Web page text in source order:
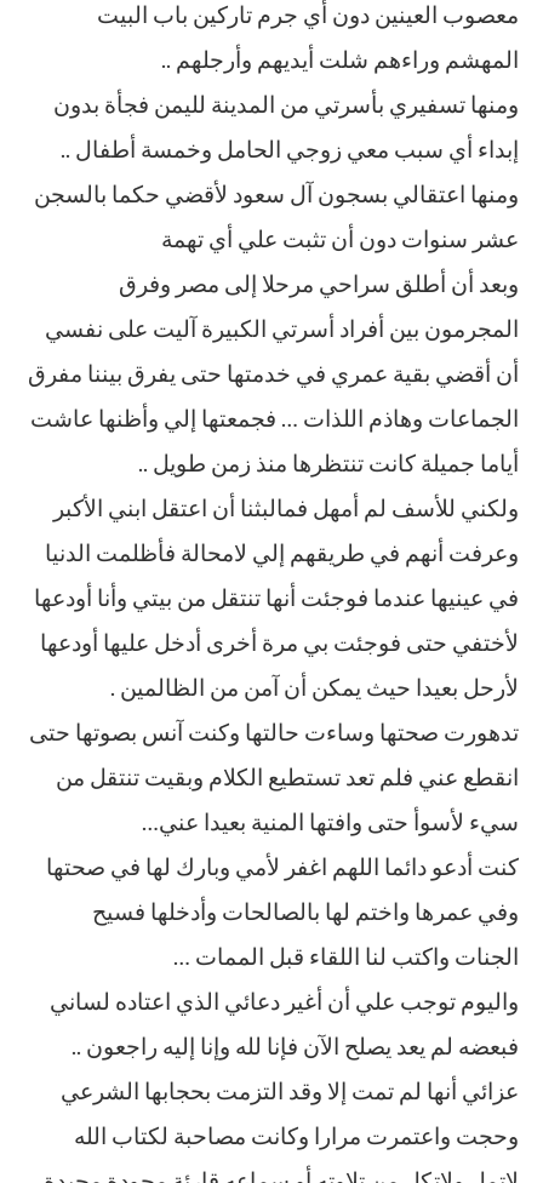
معصوب العينين دون أي جرم تاركين باب البيت
المهشم وراءهم شلت أيديهم وأرجلهم ..
ومنها تسفيري بأسرتي من المدينة لليمن فجأة بدون
إبداء أي سبب معي زوجي الحامل وخمسة أطفال ..
ومنها اعتقالي بسجون آل سعود لأقضي حكما بالسجن
عشر سنوات دون أن تثبت علي أي تهمة
وبعد أن أطلق سراحي مرحلا إلى مصر وفرق
المجرمون بين أفراد أسرتي الكبيرة آليت على نفسي
أن أقضي بقية عمري في خدمتها حتى يفرق بيننا مفرق
الجماعات وهاذم اللذات … فجمعتها إلي وأظنها عاشت
أياما جميلة كانت تنتظرها منذ زمن طويل ..
ولكني للأسف لم أمهل فمالبثنا أن اعتقل ابني الأكبر
وعرفت أنهم في طريقهم إلي لامحالة فأظلمت الدنيا
في عينيها عندما فوجئت أنها تنتقل من بيتي وأنا أودعها
لأختفي حتى فوجئت بي مرة أخرى أدخل عليها أودعها
لأرحل بعيدا حيث يمكن أن آمن من الظالمين .
تدهورت صحتها وساءت حالتها وكنت آنس بصوتها حتى
انقطع عني فلم تعد تستطيع الكلام وبقيت تنتقل من
سيء لأسوأ حتى وافتها المنية بعيدا عني…
كنت أدعو دائما اللهم اغفر لأمي وبارك لها في صحتها
وفي عمرها واختم لها بالصالحات وأدخلها فسيح
الجنات واكتب لنا اللقاء قبل الممات …
واليوم توجب علي أن أغير دعائي الذي اعتاده لساني
فبعضه لم يعد يصلح الآن فإنا لله وإنا إليه راجعون ..
عزائي أنها لم تمت إلا وقد التزمت بحجابها الشرعي
وحجت واعتمرت مرارا وكانت مصاحبة لكتاب الله